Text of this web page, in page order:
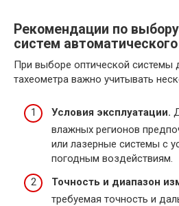
Рекомендации по
систем
При выборе оптической системы
тахеометра важно учитывать
Условия эксплуатации.
влажных регионов
или лазерные системы с
погодным воздействиям.
Точность и диапазон
требуемая точность и